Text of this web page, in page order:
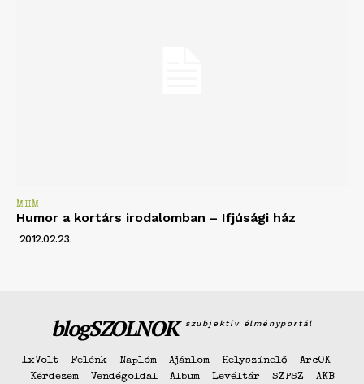
MHM
Humor a kortárs irodalomban – Ifjúsági ház
2012.02.23.
blogSZOLNOK szubjektív élményportál
1xVolt Felénk Naplóm Ajánlom Helyszínelő
ArcOK
Kérdezem
Vendégoldal Album Levéltár SZPSZ AKB